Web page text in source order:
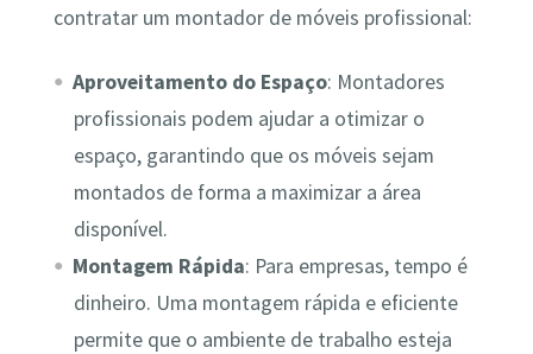
contratar um montador de móveis profissional:
Aproveitamento do Espaço: Montadores
profissionais podem ajudar a otimizar o
espaço, garantindo que os móveis sejam
montados de forma a maximizar a área
disponível.
Montagem Rápida: Para empresas, tempo é
dinheiro. Uma montagem rápida e eficiente
permite que o ambiente de trabalho esteja